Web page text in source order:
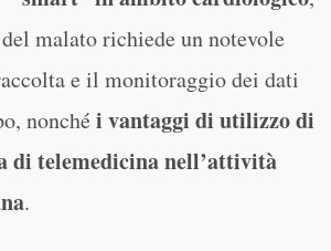
malato richiede un notevole
e il monitoraggio dei dati
nonché i vantaggi di utilizzo di
di telemedicina nell’attività
.